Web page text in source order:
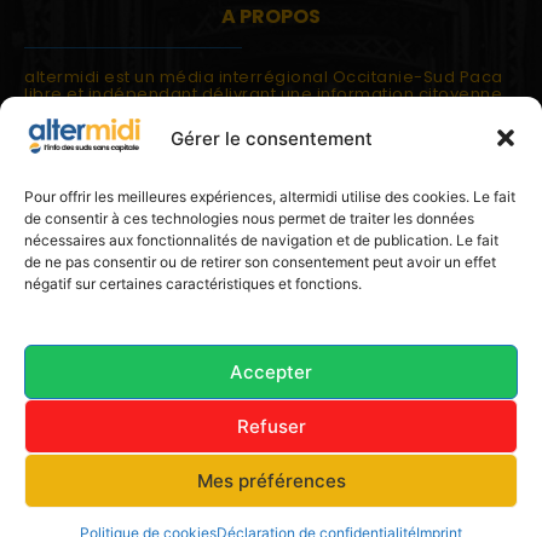
Gérer le consentement
Pour offrir les meilleures expériences, altermidi utilise des cookies. Le fait
de consentir à ces technologies nous permet de traiter les données
nécessaires aux fonctionnalités de navigation et de publication. Le fait
de ne pas consentir ou de retirer son consentement peut avoir un effet
négatif sur certaines caractéristiques et fonctions.
Accepter
Refuser
Mes préférences
Politique de cookiesDéclaration de confidentialitéImprint
A PROPOS
altermidi est un média interrégional Occitanie-Sud Paca
libre et indépendant délivrant une information citoyenne
altermidi est ouvert sur les suds, la méditerranée,
l'europe.
altermidi aborde des thématiques globales évaluées à
partir des constats de terrain ou d'analyses à l'échelon
local.
altermidi c'est l'information capitale, sans capitale.
© 2025 altermidi.org - Les amis d'altermidi
Conditions générales Politique de cookies (UE)
Avertissement